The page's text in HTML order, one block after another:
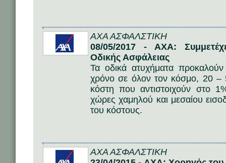
AΧΑ ΑΣΦΑΛΣΤΙΚΗ
08/05/2017 - AXA:
Οδικής Ασφάλειας
Τα οδικά ατυχήματα
χρόνο σε όλον τον κόσμο, 20 –
κόστη που αντιστοιχούν στο
χώρες χαμηλού και μεσαίου
του κόστους.
AΧΑ ΑΣΦΑΛΣΤΙΚΗ